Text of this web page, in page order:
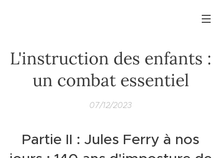
L'instruction des enfants :
un combat essentiel
07/12/2023
Partie II : Jules Ferry à nos